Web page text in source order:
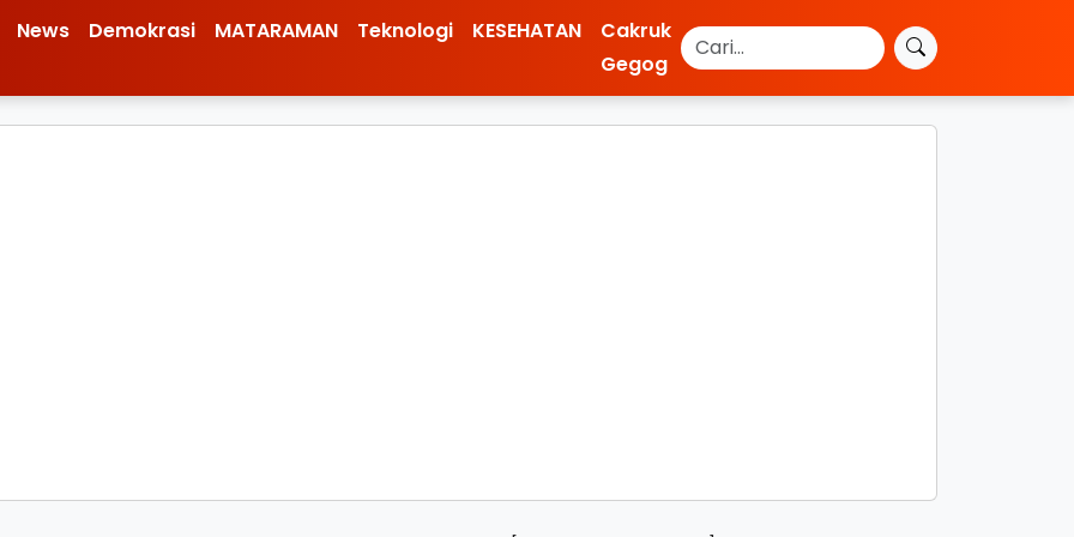
News Demokrasi MATARAMAN Teknologi KESEHATAN
Cakruk
Gegog